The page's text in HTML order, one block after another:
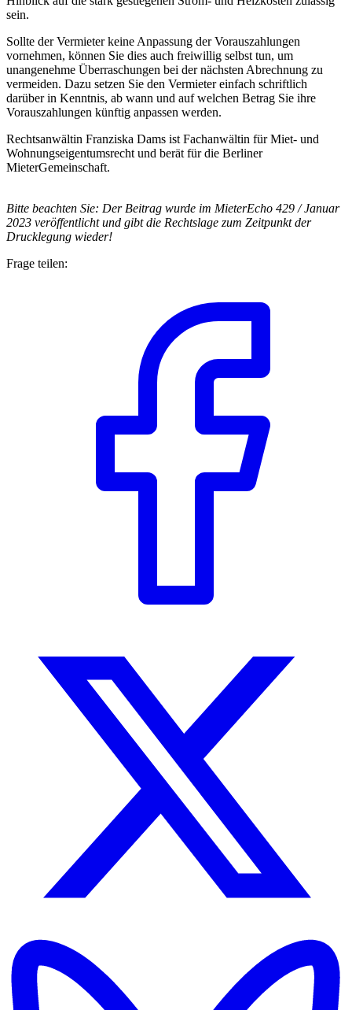
sein.
Sollte der Vermieter keine Anpassung der Vorauszahlungen
vornehmen, können Sie dies auch freiwillig selbst tun, um
unangenehme Überraschungen bei der nächsten Abrechnung zu
vermeiden. Dazu setzen Sie den Vermieter einfach schriftlich
darüber in Kenntnis, ab wann und auf welchen Betrag Sie ihre
Vorauszahlungen künftig anpassen werden.
Rechtsanwältin Franziska Dams ist Fachanwältin für Miet- und
Wohnungseigentumsrecht und berät für die Berliner
MieterGemeinschaft.
Bitte beachten Sie: Der Beitrag wurde im MieterEcho 429 / Januar
2023 veröffentlicht und gibt die Rechtslage zum Zeitpunkt der
Drucklegung wieder!
Frage teilen: